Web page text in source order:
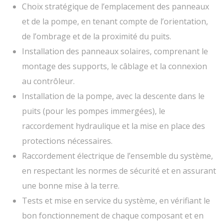
Choix stratégique de l’emplacement des panneaux
et de la pompe, en tenant compte de l’orientation,
de l’ombrage et de la proximité du puits.
Installation des panneaux solaires, comprenant le
montage des supports, le câblage et la connexion
au contrôleur.
Installation de la pompe, avec la descente dans le
puits (pour les pompes immergées), le
raccordement hydraulique et la mise en place des
protections nécessaires.
Raccordement électrique de l’ensemble du système,
en respectant les normes de sécurité et en assurant
une bonne mise à la terre.
Tests et mise en service du système, en vérifiant le
bon fonctionnement de chaque composant et en